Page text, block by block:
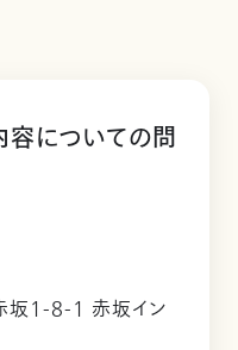
についての問
1-8-1 赤坂イン